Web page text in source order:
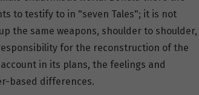
to testify to in "seven Tales"; it is not
the same weapons, shoulder to shoulder,
for the reconstruction of the
in its plans, the feelings and
based differences.